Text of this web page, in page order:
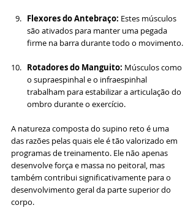
Flexores do Antebraço: Estes músculos
são ativados para manter uma pegada
firme na barra durante todo o movimento.
Rotadores do Manguito: Músculos como
o supraespinhal e o infraespinhal
trabalham para estabilizar a articulação do
ombro durante o exercício.
A natureza composta do supino reto é uma
das razões pelas quais ele é tão valorizado em
programas de treinamento. Ele não apenas
desenvolve força e massa no peitoral, mas
também contribui significativamente para o
desenvolvimento geral da parte superior do
corpo.